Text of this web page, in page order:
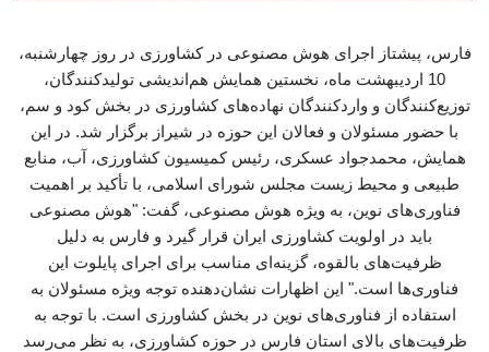
فارس، پیشتاز اجرای هوش مصنوعی در کشاورزی در روز چهارشنبه،
10 اردیبهشت ماه، نخستین همایش هم‌اندیشی تولیدکنندگان،
توزیع‌کنندگان و واردکنندگان نهاده‌های کشاورزی در بخش کود و سم،
با حضور مسئولان و فعالان این حوزه در شیراز برگزار شد. در این
همایش، محمدجواد عسکری، رئیس کمیسیون کشاورزی، آب، منابع
طبیعی و محیط زیست مجلس شورای اسلامی، با تأکید بر اهمیت
فناوری‌های نوین، به ویژه هوش مصنوعی، گفت: "هوش مصنوعی
باید در اولویت کشاورزی ایران قرار گیرد و فارس به دلیل
ظرفیت‌های بالقوه، گزینه‌ای مناسب برای اجرای پایلوت این
فناوری‌ها است." این اظهارات نشان‌دهنده توجه ویژه مسئولان به
استفاده از فناوری‌های نوین در بخش کشاورزی است. با توجه به
ظرفیت‌های بالای استان فارس در حوزه کشاورزی، به نظر می‌رسد